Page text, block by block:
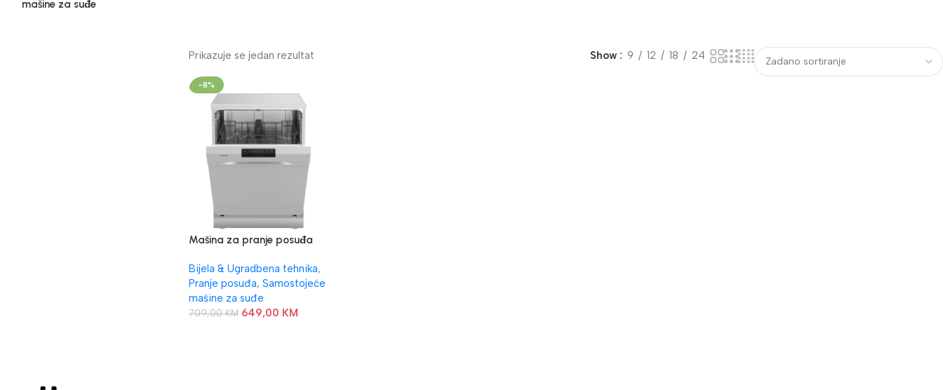
mašine za suđe
Prikazuje se jedan rezultat Show 9 12 18 24
-8%
Mašina za pranje posuđa
Bijela & Ugradbena tehnika,
Pranje posuđa, Samostojeće
mašine za suđe
709,00KM 649,00 KM